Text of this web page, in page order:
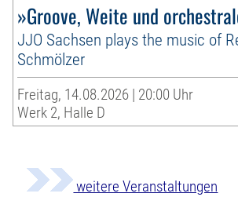
»Groove, Weite und
JJO Sachsen plays the music of
Schmölzer
Freitag, 14.08.2026 | 20:00 Uhr
Werk 2, Halle D
weitere Veranstaltungen